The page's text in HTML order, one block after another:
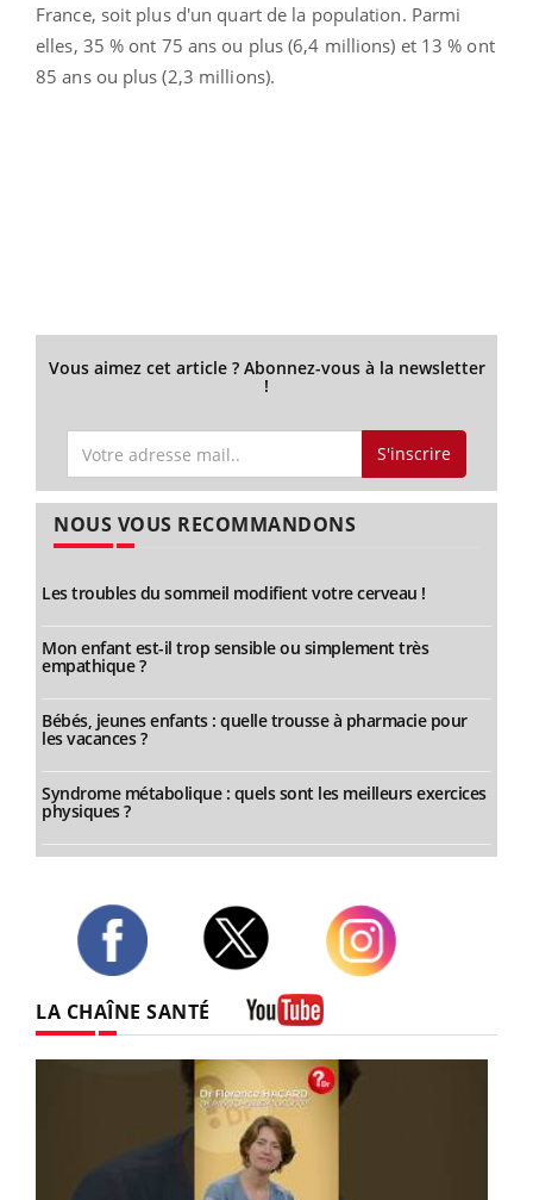
France, soit plus d'un quart de la population. Parmi
elles, 35 % ont 75 ans ou plus (6,4 millions) et 13 % ont
85 ans ou plus (2,3 millions).
Vous aimez cet article ? Abonnez-vous à la newsletter
!
S'inscrire
NOUS VOUS RECOMMANDONS
Les troubles du sommeil modifient votre cerveau !
Mon enfant est-il trop sensible ou simplement très
empathique ?
Bébés, jeunes enfants : quelle trousse à pharmacie pour
les vacances ?
Syndrome métabolique : quels sont les meilleurs exercices
physiques ?
LA CHAÎNE SANTÉ